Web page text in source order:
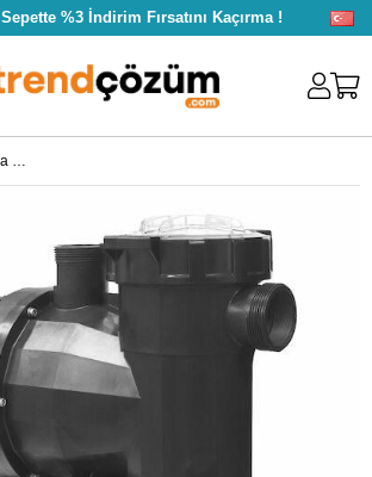
Sepette %3 İndirim Fırsatını Kaçırma !
Astral Victoria Plus Silent 1.5Hp Monofaze Pompa